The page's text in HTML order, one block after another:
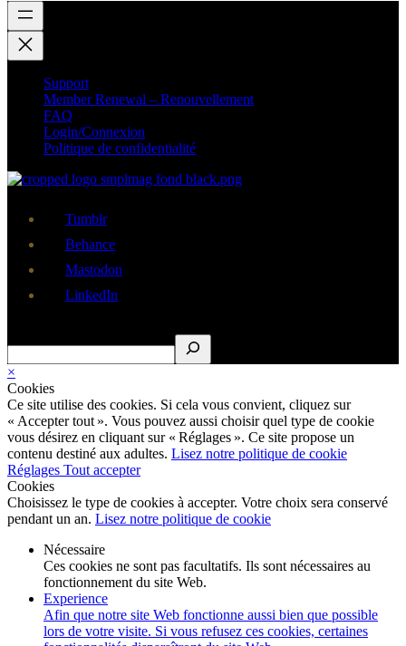
Support
Member Renewal – Renouvellement
FAQ
Login/Connexion
Politique de confidentialité
Tumblr
Behance
Mastodon
LinkedIn
×
Cookies
Ce site utilise des cookies. Si cela vous convient, cliquez sur
« Accepter tout ». Vous pouvez aussi choisir quel type de cookie
vous désirez en cliquant sur « Réglages ». Ce site propose un
contenu destiné aux adultes. Lisez notre politique de cookie
Réglages Tout accepter
Cookies
Choisissez le type de cookies à accepter. Votre choix sera conservé
pendant un an. Lisez notre politique de cookie
Nécessaire
Ces cookies ne sont pas facultatifs. Ils sont nécessaires au
fonctionnement du site Web.
Experience
Afin que notre site Web fonctionne aussi bien que possible
lors de votre visite. Si vous refusez ces cookies, certaines